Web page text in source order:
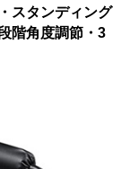
スタンディング
階角度調節・3